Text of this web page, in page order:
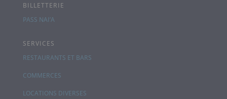
BILLETTERIE
PASS NAI’A
SERVICES
RESTAURANTS ET BARS
COMMERCES
LOCATIONS DIVERSES